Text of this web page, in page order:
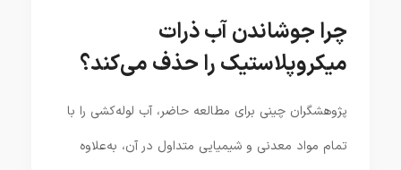
چرا جوشاندن آب ذرات
میکروپلاستیک را حذف می‌کند؟
پژوهشگران چینی برای مطالعه حاضر، آب لوله‌کشی را با
تمام مواد معدنی و شیمیایی متداول در آن، به‌علاوه